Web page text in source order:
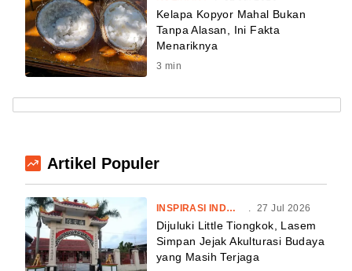
Kelapa Kopyor Mahal Bukan
Tanpa Alasan, Ini Fakta
Menariknya
3 min
Artikel Populer
INSPIRASI INDONESIA . 27 Jul 2026
Dijuluki Little Tiongkok, Lasem
Simpan Jejak Akulturasi Budaya
yang Masih Terjaga